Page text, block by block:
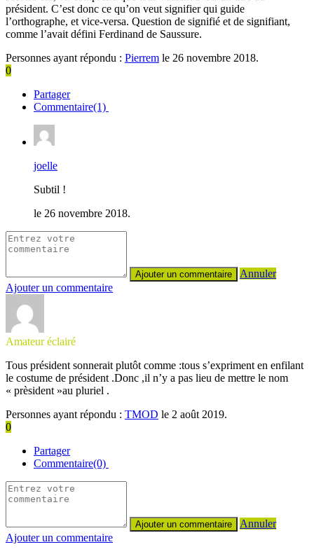
président. C’est donc ce qu’on veut signifier qui guide
l’orthographe, et vice-versa. Question de signifié et de signifiant,
comme l’avait défini Ferdinand de Saussure.
Personnes ayant répondu : Pierrem le 26 novembre 2018.
0
Partager
Commentaire(1)
joelle
Subtil !
le 26 novembre 2018.
Annuler
Ajouter un commentaire
Amateur éclairé
Tous président sonnerait plutôt comme :tous s’expriment en enfilant
le costume de président .Donc ,il n’y a pas lieu de mettre le nom
« prèsident »au pluriel .
Personnes ayant répondu : TMOD le 2 août 2019.
0
Partager
Commentaire(0)
Annuler
Ajouter un commentaire